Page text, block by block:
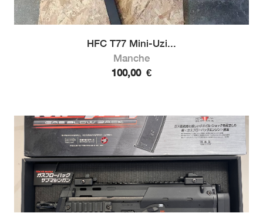
HFC T77 Mini-Uzi...
Manche
100,00 €